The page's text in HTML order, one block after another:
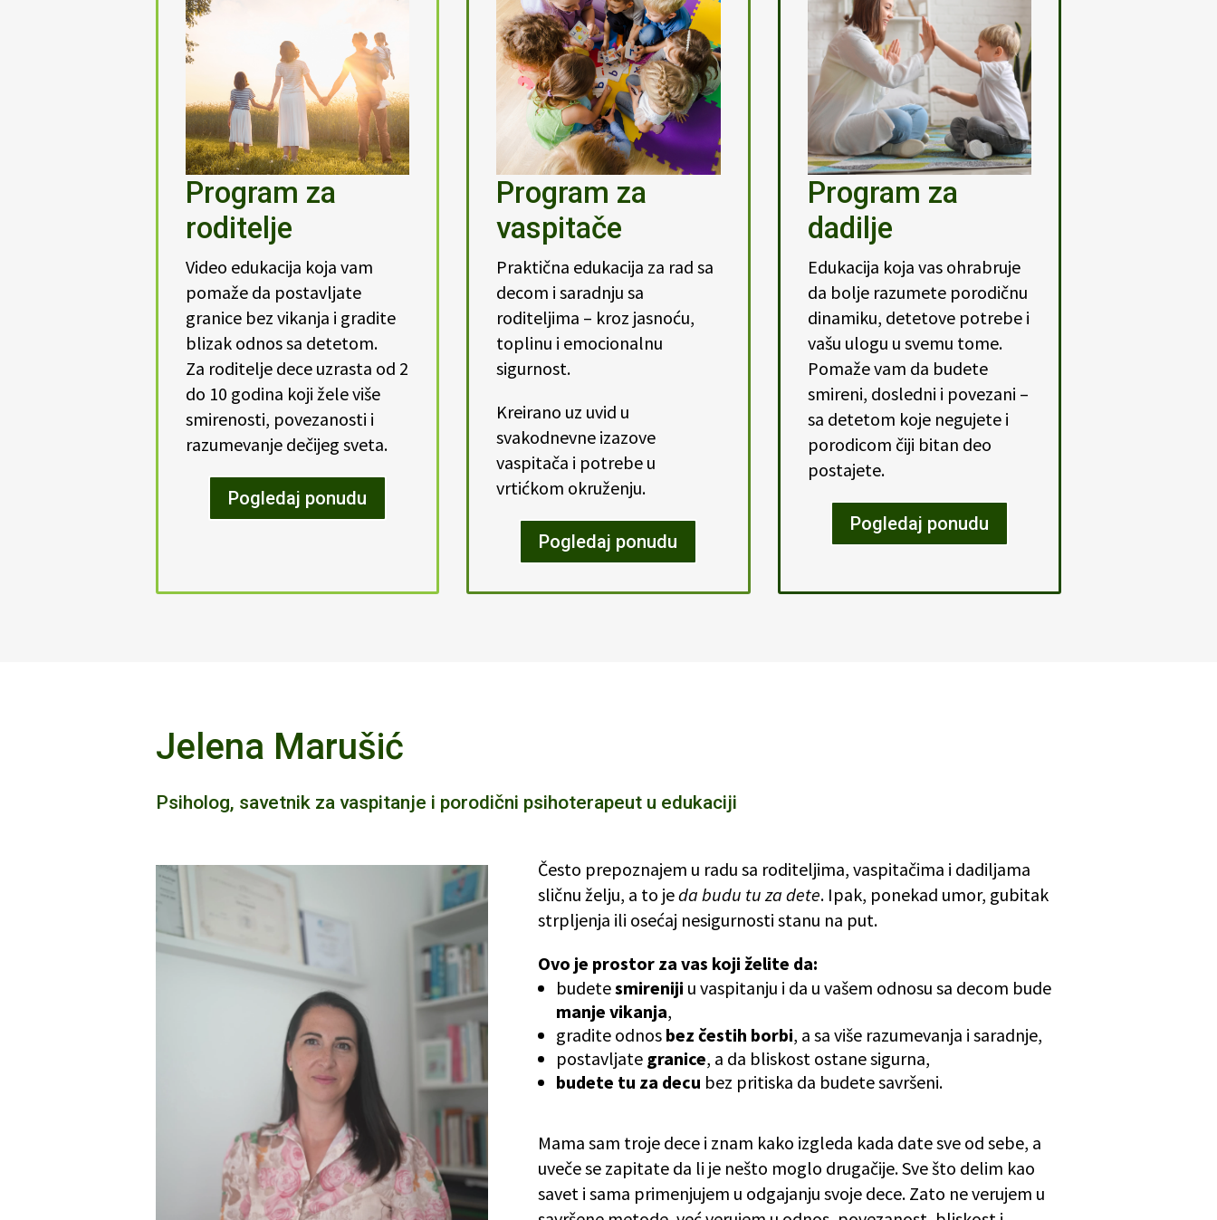
Program za
roditelje
Video edukacija koja vam
pomaže da postavljate
granice bez vikanja i gradite
blizak odnos sa detetom.
Za roditelje dece uzrasta od 2
do 10 godina koji žele više
smirenosti, povezanosti i
razumevanje dečijeg sveta.
Pogledaj ponudu
Program za
vaspitače
Praktična edukacija za rad sa
decom i saradnju sa
roditeljima – kroz jasnoću,
toplinu i emocionalnu
sigurnost.
Kreirano uz uvid u
svakodnevne izazove
vaspitača i potrebe u
vrtićkom okruženju.
Pogledaj ponudu
Program za
dadilje
Edukacija koja vas ohrabruje
da bolje razumete porodičnu
dinamiku, detetove potrebe i
vašu ulogu u svemu tome.
Pomaže vam da budete
smireni, dosledni i povezani –
sa detetom koje negujete i
porodicom čiji bitan deo
postajete.
Pogledaj ponudu
Jelena Marušić
Psiholog, savetnik za vaspitanje i porodični psihoterapeut u edukaciji
Često prepoznajem u radu sa roditeljima, vaspitačima i dadiljama
sličnu želju, a to jeda budu tu za dete. Ipak, ponekad umor, gubitak
strpljenja ili osećaj nesigurnosti stanu na put.
Ovo je prostor za vas koji želite da:
budetesmireniji u vaspitanju i da u vašem odnosu sa decom bude
manje vikanja,
gradite odnos bez čestih borbi, a sa više razumevanja i saradnje,
postavljate granice, a da bliskost ostane sigurna,
budete tu za decu bez pritiska da budete savršeni.
Mama sam troje dece i znam kako izgleda kada date sve od sebe, a
uveče se zapitate da li je nešto moglo drugačije. Sve što delim kao
savet i sama primenjujem u odgajanju svoje dece. Zato ne verujem u